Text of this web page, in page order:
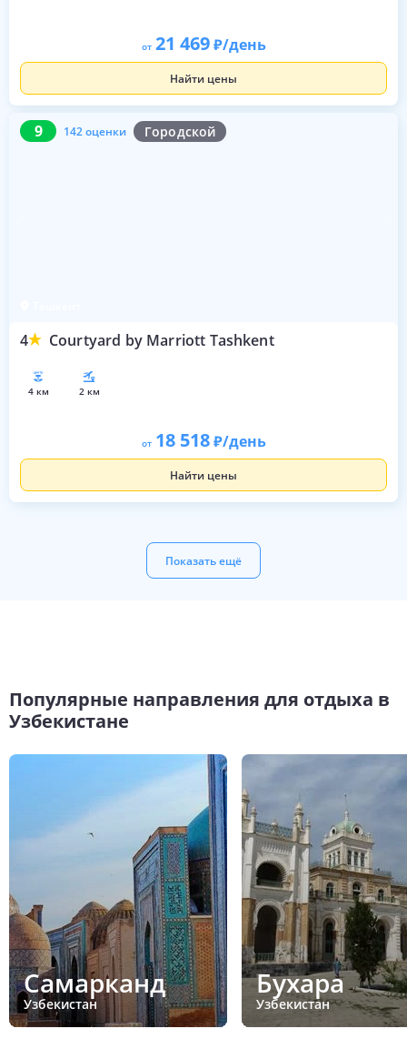
от 21 469 /день
Найти цены
9 142 оценки Городской
4 Courtyard by Marriott Tashkent
9 142 оценки
4 км 2 км
от 18 518 /день
Найти цены
Показать ещё
Популярные направления для отдыха в
Узбекистане
Самарканд
Узбекистан
Бухара
Узбекистан